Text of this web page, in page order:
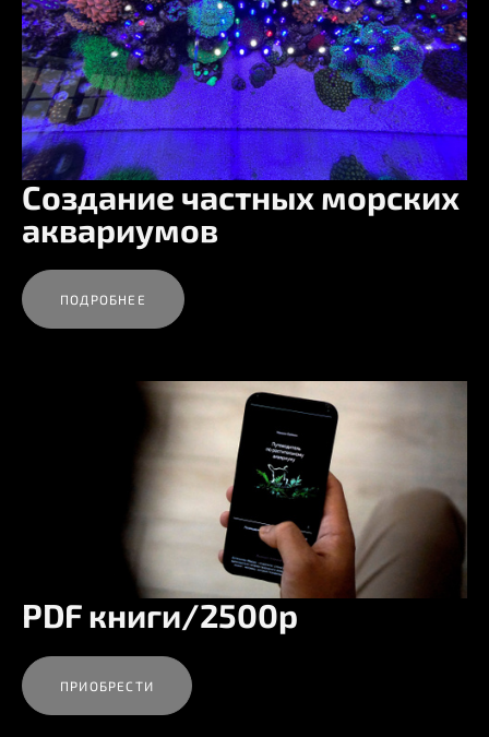
Создание частных морских
аквариумов
ПОДРОБНЕЕ
PDF книги/2500р
ПРИОБРЕСТИ